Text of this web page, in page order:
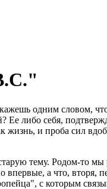
одним словом,
либо себя,
и проба сил
тему. Родом-то мы
а что,
с которым